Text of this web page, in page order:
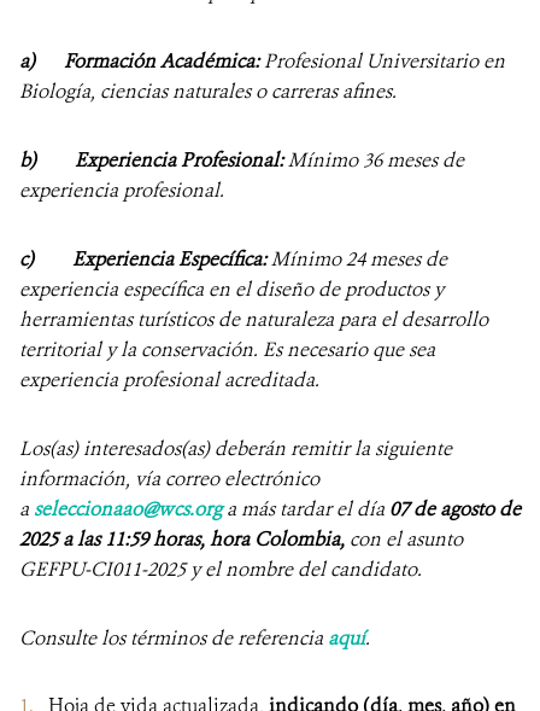
a) Formación Académica:Profesional Universitario en
Biología, ciencias naturales o carreras afines.
b) ExperienciaProfesional:Mínimo 36 meses de
experiencia profesional.
c) Experiencia Específica:Mínimo 24 meses de
experiencia específica en el diseño de productos y
herramientas turísticos de naturaleza para el desarrollo
territorial y la conservación. Es necesario que sea
experiencia profesional acreditada.
Los(as) interesados(as) deberán remitir la siguiente
información, vía correo electrónico
a seleccionaao@wcs.orga más tardar el día 07 de agosto de
2025 a las 11:59 horas, hora Colombia, con el asunto
GEFPU-CI011-2025 y el nombre del candidato.
Consulte los términos de referencia aquí.
Hoja de vida actualizada, indicando (día, mes, año) en